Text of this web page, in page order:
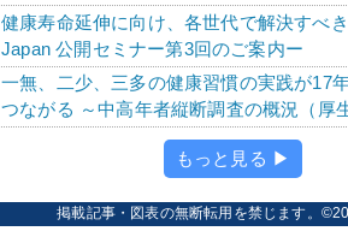
健康寿命延伸に向け、各世代で解決すべ
Japan 公開セミナー第3回のご案内ー
一無、二少、三多の健康習慣の実践が17
つながる ～中高年者縦断調査の概況（厚
もっと見る ▶
掲載記事・図表の無断転用を禁じます。